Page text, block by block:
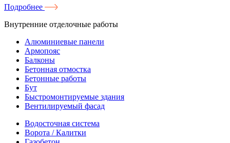
Подробнее
Внутренние отделочные работы
Алюминиевые панели
Армопояс
Балконы
Бетонная отмостка
Бетонные работы
Бут
Быстромонтируемые здания
Вентилируемый фасад
Водосточная система
Ворота / Калитки